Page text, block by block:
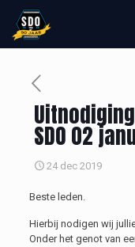
SDO 02
24 dec 2019
Beste leden.
Hierbij nodigen wij
Onder het genot van